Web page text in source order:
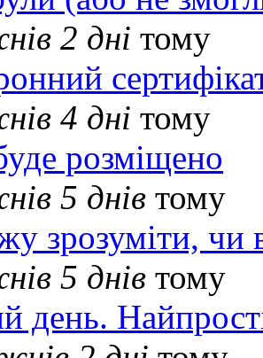
2 дні тому
4 дні тому
розміщено
5 днів тому
зрозуміти, чи
5 днів тому
день.